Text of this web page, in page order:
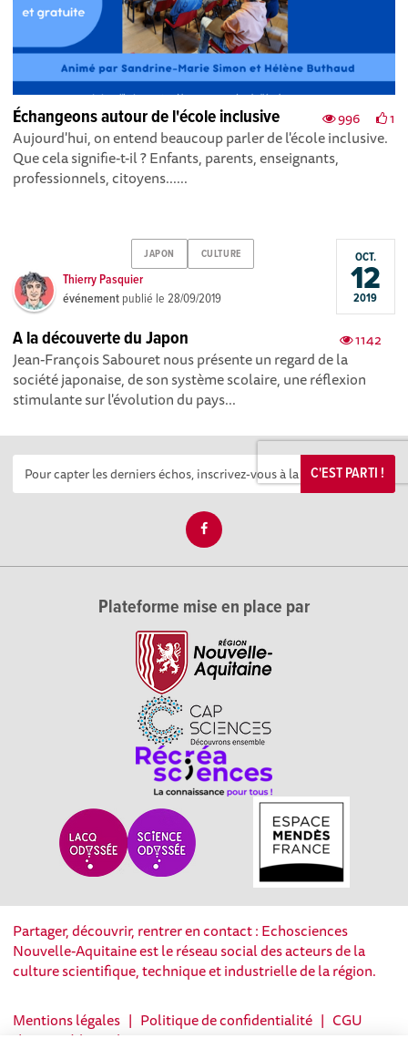
996 1
Échangeons autour de l'école inclusive
Aujourd'hui, on entend beaucoup parler de l'école inclusive.
Que cela signifie-t-il ? Enfants, parents, enseignants,
professionnels, citoyens......
JAPON CULTURE
Thierry Pasquier
événement publié le28/09/2019
OCT.
12
2019
1142
A la découverte du Japon
Jean-François Sabouret nous présente un regard de la
société japonaise, de son système scolaire, une réflexion
stimulante sur l'évolution du pays...
C'EST PARTI !
Plateforme mise en place par
Partager, découvrir, rentrer en contact : Echosciences
Nouvelle-Aquitaine est le réseau social des acteurs de la
culture scientifique, technique et industrielle de la région.
Mentions légales | Politique de confidentialité | CGU
|
Ligne éditoriale